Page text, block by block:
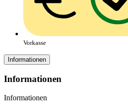
Vorkasse
Informationen
Informationen
Informationen